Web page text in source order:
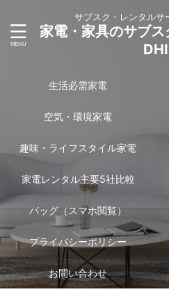
サブスク・レンタルサ
家電・家具のサブ
DHI
生活必需家電
空気・環境家電
趣味・ライフスタイル家電
家電レンタル主要5社比較
バッグ（スマホ閲覧）
プライバシーポリシー
お問い合わせ